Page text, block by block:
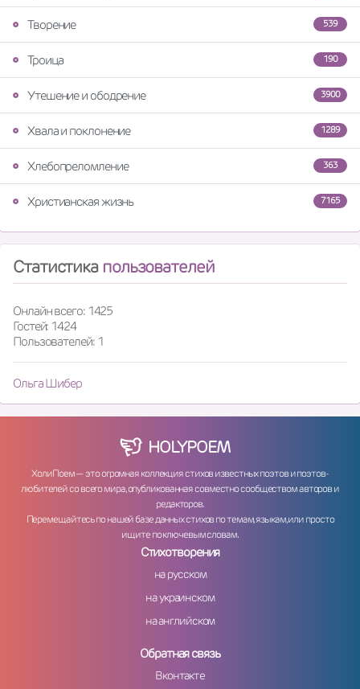
539
Творение
190
Троица
3900
Утешение и ободрение
1289
Хвала и поклонение
363
Хлебопреломление
7165
Христианская жизнь
Статистика пользователей
Онлайн всего: 1425
Гостей: 1424
Пользователей: 1
Ольга Шибер
HOLYPOEM
ХолиПоем — это огромная коллекция стихов известных поэтов и поэтов-
любителей со всего мира, опубликованная совместно сообществом авторов и
редакторов.
Перемещайтесь по нашей базе данных стихов по темам, языкам, или просто
ищите по ключевым словам.
Стихотворения
на русском
на украинском
на английском
Обратная связь
Вконтакте